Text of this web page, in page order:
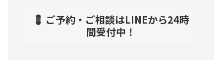
💈 ご予約・ご相談はLINEから24時
間受付中！